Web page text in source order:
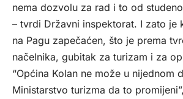
nema dozvolu za rad i to od
– tvrdi Državni inspektorat. I zato je
na Pagu zapečaćen, što je prema
načelnika, gubitak za turizam i za
“Općina Kolan ne može u nijednom
Ministarstvo turizma da to